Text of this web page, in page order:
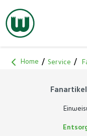
springen
Home Service
Fanartikel